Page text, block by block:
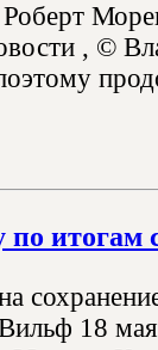
, ©
итогам
18 мая